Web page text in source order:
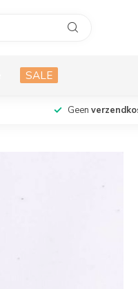
SALE
Geen